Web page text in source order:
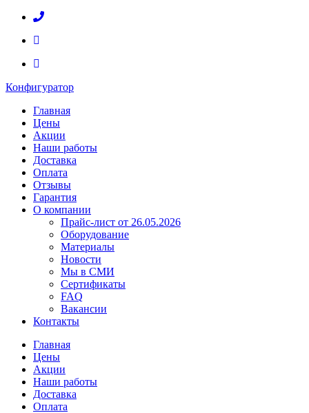
Конфигуратор
Главная
Цены
Акции
Наши работы
Доставка
Оплата
Отзывы
Гарантия
О компании
Прайс-лист от 26.05.2026
Оборудование
Материалы
Новости
Мы в СМИ
Сертификаты
FAQ
Вакансии
Контакты
Главная
Цены
Акции
Наши работы
Доставка
Оплата